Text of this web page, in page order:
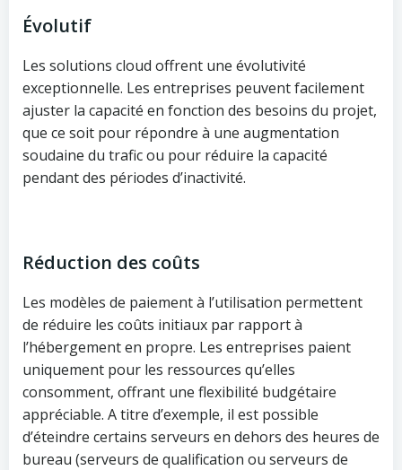
Évolutif
Les solutions cloud offrent une évolutivité
exceptionnelle. Les entreprises peuvent facilement
ajuster la capacité en fonction des besoins du projet,
que ce soit pour répondre à une augmentation
soudaine du trafic ou pour réduire la capacité
pendant des périodes d’inactivité.
Réduction des coûts
Les modèles de paiement à l’utilisation permettent
de réduire les coûts initiaux par rapport à
l’hébergement en propre. Les entreprises paient
uniquement pour les ressources qu’elles
consomment, offrant une flexibilité budgétaire
appréciable. A titre d’exemple, il est possible
d’éteindre certains serveurs en dehors des heures de
bureau (serveurs de qualification ou serveurs de